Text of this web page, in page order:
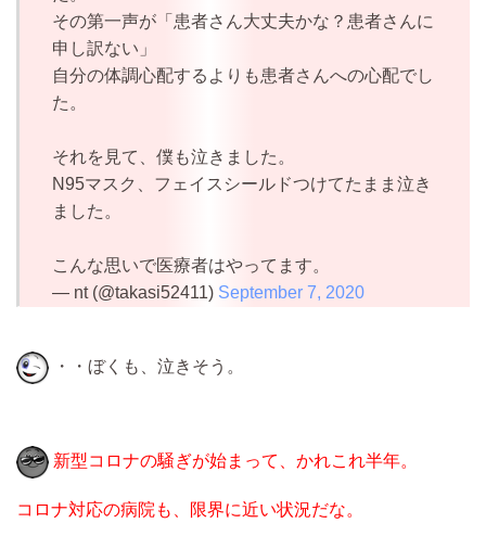
その第一声が「患者さん大丈夫かな？患者さんに
申し訳ない」
自分の体調心配するよりも患者さんへの心配でし
た。
それを見て、僕も泣きました。
N95マスク、フェイスシールドつけてたまま泣き
ました。
こんな思いで医療者はやってます。
— nt (@takasi52411) September 7, 2020
・・ぼくも、泣きそう。
新型コロナの騒ぎが始まって、かれこれ半年。
コロナ対応の病院も、限界に近い状況だな。